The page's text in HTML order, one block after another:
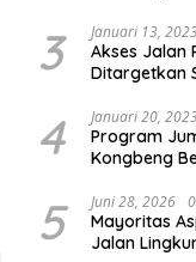
3 Januari 13,
Akses Jalan
Ditargetkan
4 Januari 20,
Program
Kongbeng
Yatim
5 Juni 28, 2026
Mayoritas
Jalan